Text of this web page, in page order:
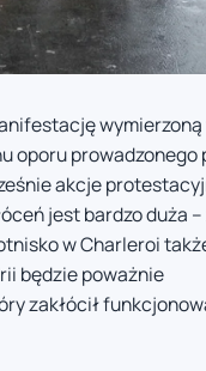
wymierzoną
oporu prowadzonego
akcje
jest bardzo duża –
w Charleroi
będzie poważnie
zakłócił